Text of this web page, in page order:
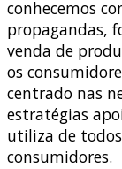
conhecemos
propagandas,
venda de
os
centrado nas
estratégias
utiliza de
consumidores.